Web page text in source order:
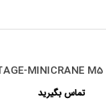
تماس بگیرید